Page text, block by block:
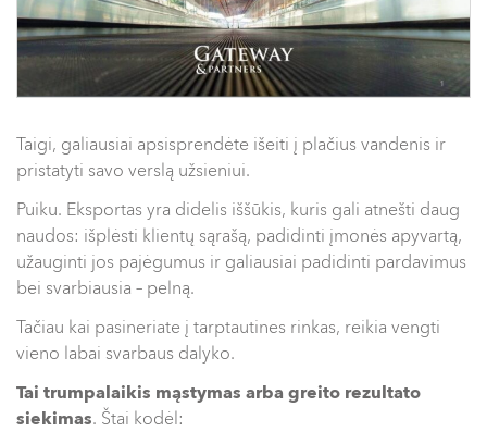
Taigi, galiausiai apsisprendėte išeiti į plačius vandenis ir
pristatyti savo verslą užsieniui.
Puiku. Eksportas yra didelis iššūkis, kuris gali atnešti daug
naudos: išplėsti klientų sąrašą, padidinti įmonės apyvartą,
užauginti jos pajėgumus ir galiausiai padidinti pardavimus
bei svarbiausia – pelną.
Tačiau kai pasineriate į tarptautines rinkas, reikia vengti
vieno labai svarbaus dalyko.
Tai trumpalaikis mąstymas arba greito rezultato
siekimas. Štai kodėl: